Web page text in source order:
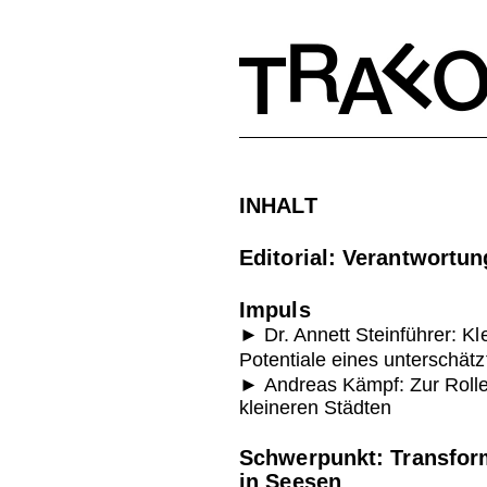
INHALT
Editorial:
Impuls
► Dr. Annett Steinführer:
Potentiale eines
►Andreas Kämpf:Zur
kleineren Städten
Schwerpunkt:
in Seesen